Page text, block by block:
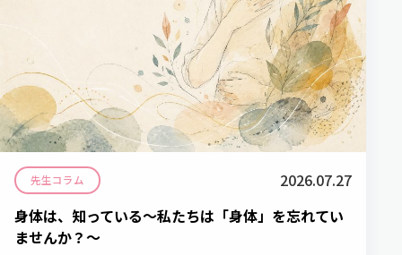
先生コラム
2026.07.27
身体は、知っている～私たちは「身体」を忘れてい
ませんか？～